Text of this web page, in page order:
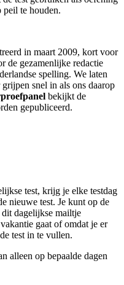
te houden.
in maart 2009, kort voor
de gezamenlijke redactie
spelling. We laten
snel in als ons daarop
bekijkt de
gepubliceerd.
test, krijg je elke testdag
nieuwe test. Je kunt op de
dit dagelijkse mailtje
gaat of omdat je er
test in te vullen.
alleen op bepaalde dagen